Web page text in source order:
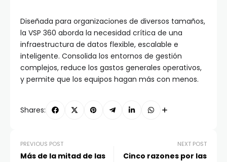
Diseñada para organizaciones de diversos tamaños,
la VSP 360 aborda la necesidad crítica de una
infraestructura de datos flexible, escalable e
inteligente. Consolida los entornos de gestión
complejos, reduce los gastos generales operativos,
y permite que los equipos hagan más con menos.
Shares:
PREVIOUS POST
Más de la mitad de las
NEXT POST
Cinco razones por las